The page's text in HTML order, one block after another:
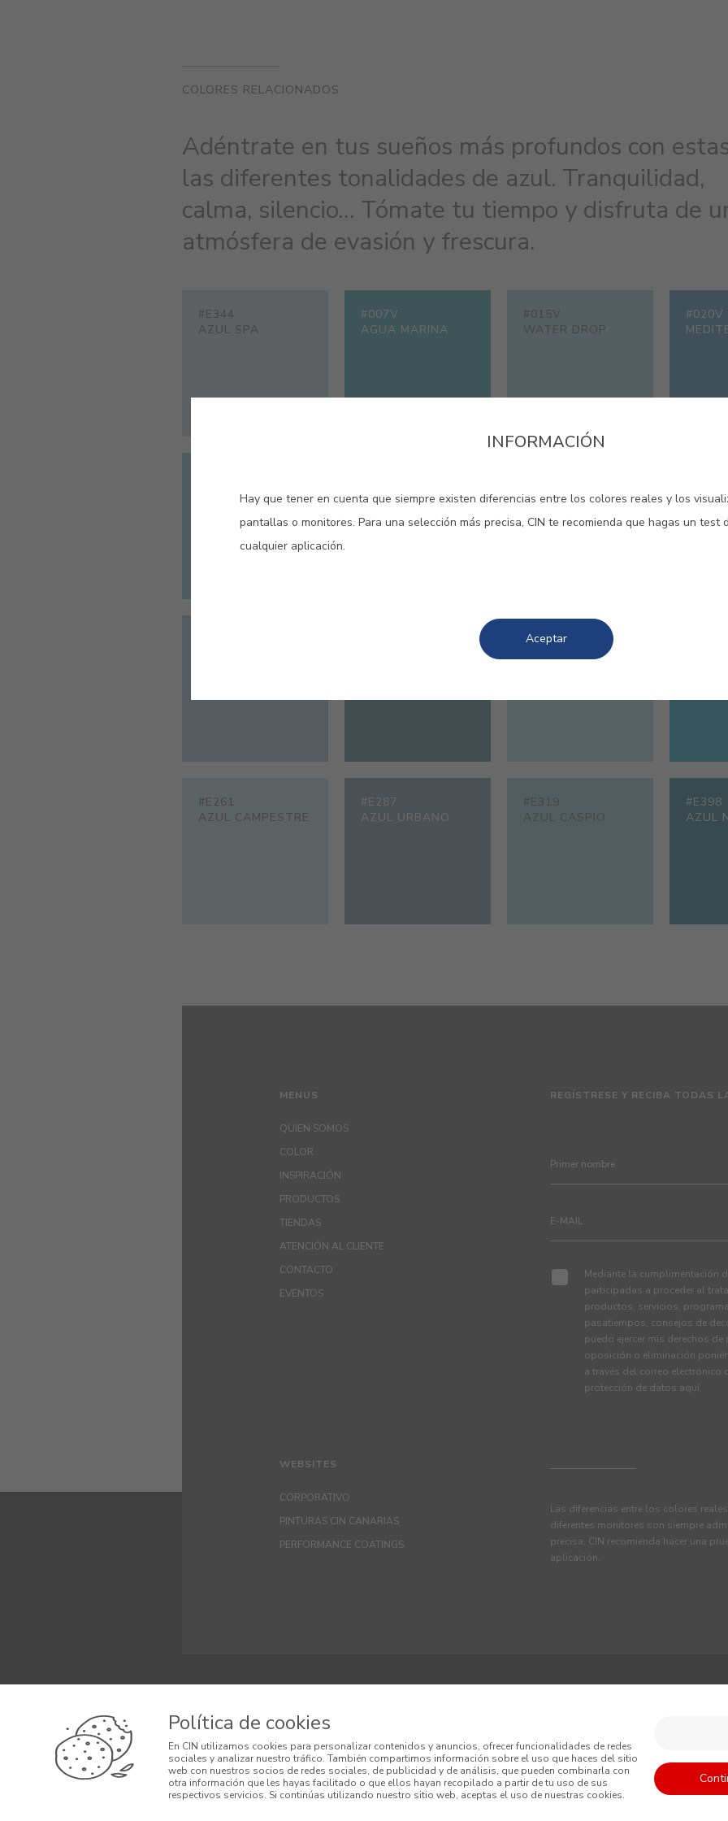
COLORES RELACIONADOS
Adéntrate en tus sueños más profundos con
las diferentes tonalidades de azul. Tranquilidad,
calma, silencio… Tómate tu tiempo y disfruta de
atmósfera de evasión y frescura.
#E344
AZUL SPA
#007V
AGUA MARINA
#015V
WATER DROP
#020V
AZUL FRÍO
#E028
AZUL BARROCO
#E261
AZUL CAMPESTRE
#E287
AZUL URBANO
#E319
AZUL CASPIO
#E398
AZUL
MENUS
QUIEN SOMOS
COLOR
INSPIRACIÓN
PRODUCTOS
TIENDAS
ATENCIÓN AL CLIENTE
CONTACTO
EVENTOS
REGÍSTRESE Y RECIBA TODAS
Mediante la cumplimentación
participadas a proceder al
productos, servicios,
pasatiempos, consejos de
puedo ejercer mis derechos
oposición o eliminación
a través del correo electrónico
protección de datos aquí.
WEBSITES
CORPORATIVO
PINTURAS CIN CANARIAS
PERFORMANCE COATINGS
Las diferencias entre los colores
diferentes monitores son siempre
precisa, CIN recomienda hacer una
aplicación.
Términos y Condiciones Política de Privacidad
Política de Cookies
Condiciones Generales de Venta
INFORMACIÓN
Hay que tener en cuenta que siempre existen diferencias entre los colores reales y los
pantallas o monitores. Para una selección más precisa, CIN te recomienda que hagas un test
cualquier aplicación.
Aceptar
Política de cookies
En CIN utilizamos cookies para personalizar contenidos y anuncios, ofrecer funcionalidades de redes
sociales y analizar nuestro tráfico. También compartimos información sobre el uso que haces del sitio
web con nuestros socios de redes sociales, de publicidad y de análisis, que pueden combinarla con
otra información que les hayas facilitado o que ellos hayan recopilado a partir de tu uso de sus
respectivos servicios. Si continúas utilizando nuestro sitio web, aceptas el uso de nuestras cookies.